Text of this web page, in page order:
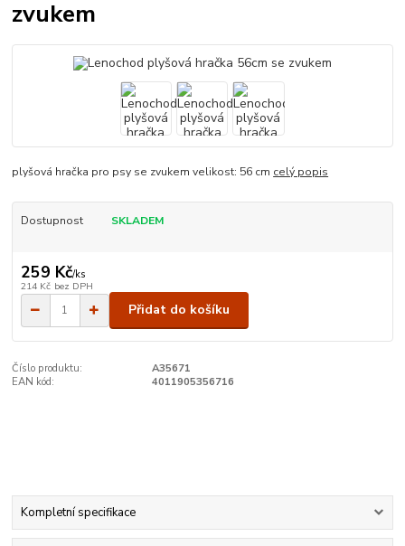
zvukem
plyšová hračka pro psy se zvukem velikost: 56 cm celý popis
Dostupnost SKLADEM
259 Kč/ks
214 Kč bez DPH
Přidat do košíku
Číslo produktu:
A35671
EAN kód:
4011905356716
Kompletní specifikace